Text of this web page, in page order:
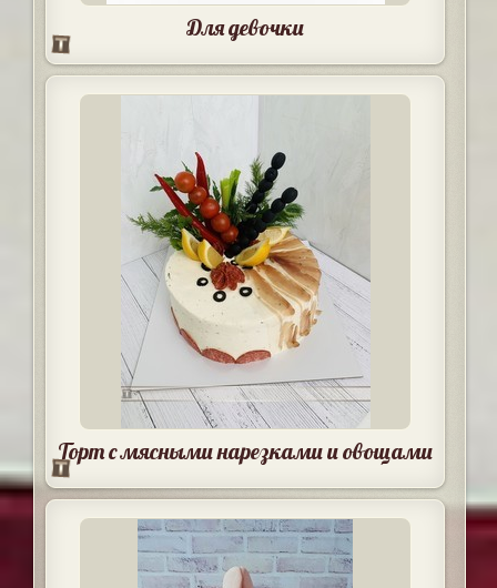
Для девочки
Торт с мясными нарезками и овощами